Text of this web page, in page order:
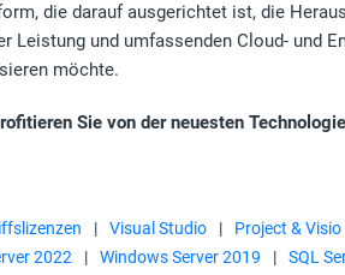
die darauf ausgerichtet ist, die
und umfassenden Cloud- und
möchte.
Sie von der neuesten
| Visual Studio | Project & Visio
2022 | Windows Server 2019 | SQL